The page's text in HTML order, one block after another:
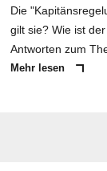
Die
gilt sie? Wie ist
Antworten zum
Mehr lesen